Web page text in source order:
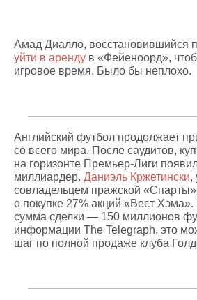
Амад Диалло, восстановившийся
уйти в аренду в «Фейеноорд»,
игровое время. Было бы неплохо.
Английский футбол продолжает
со всего мира. После саудитов,
на горизонте Премьер-Лиги
миллиардер. Даниэль Кржетински,
совладельцем пражской
о покупке 27% акций «Вест
сумма сделки — 150 миллионов
информации The Telegraph, это
шаг по полной продаже клуба